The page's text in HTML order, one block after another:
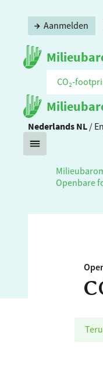
Aanmelden
Nederlands NL /
Openbare